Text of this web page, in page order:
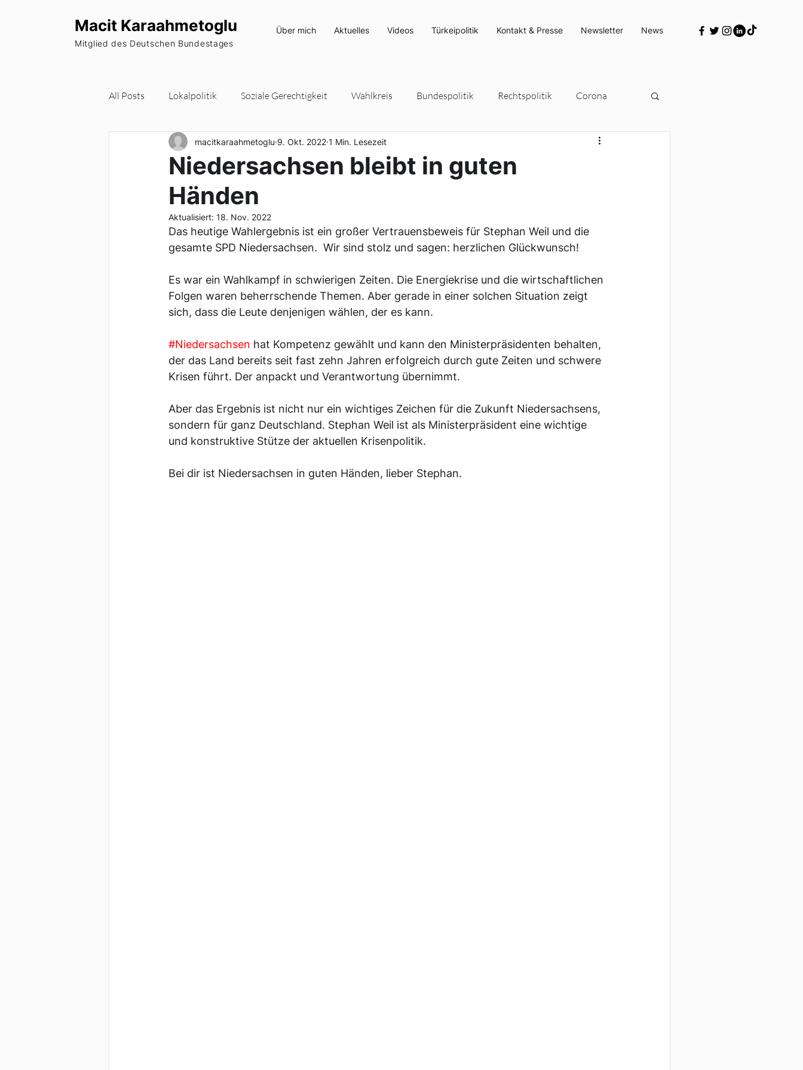
Macit Karaahmetoglu
Mitglied des Deutschen Bundestages
Über mich Aktuelles Videos Türkeipolitik Kontakt & Presse Newsletter News
All Posts Lokalpolitik Soziale Gerechtigkeit Wahlkreis Bundespolitik Rechtspolitik Corona
Wohnraum Europa Parteipolitik Umwelt- und Klimaschutz
Newsletter
Niedersachsen bleibt in guten
Händen
macitkaraahmetoglu 9. Okt. 2022 1 Min. Lesezeit
Aktualisiert: 18. Nov. 2022
Das heutige Wahlergebnis ist ein großer Vertrauensbeweis für Stephan Weil und die
gesamte SPD Niedersachsen.  Wir sind stolz und sagen: herzlichen Glückwunsch!
Es war ein Wahlkampf in schwierigen Zeiten. Die Energiekrise und die wirtschaftlichen
Folgen waren beherrschende Themen. Aber gerade in einer solchen Situation zeigt
sich, dass die Leute denjenigen wählen, der es kann.
#Niedersachsen hat Kompetenz gewählt und kann den Ministerpräsidenten behalten,
der das Land bereits seit fast zehn Jahren erfolgreich durch gute Zeiten und schwere
Krisen führt. Der anpackt und Verantwortung übernimmt.
Aber das Ergebnis ist nicht nur ein wichtiges Zeichen für die Zukunft Niedersachsens,
sondern für ganz Deutschland. Stephan Weil ist als Ministerpräsident eine wichtige
und konstruktive Stütze der aktuellen Krisenpolitik.
Bei dir ist Niedersachsen in guten Händen, lieber Stephan.